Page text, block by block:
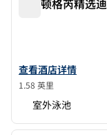
希尔顿格芮精选
查看迪拜V酒店（希
查看酒店详情
1.58 英里
室外泳池